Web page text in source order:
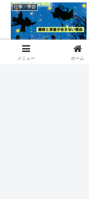
行事・季節
メニュー ホーム